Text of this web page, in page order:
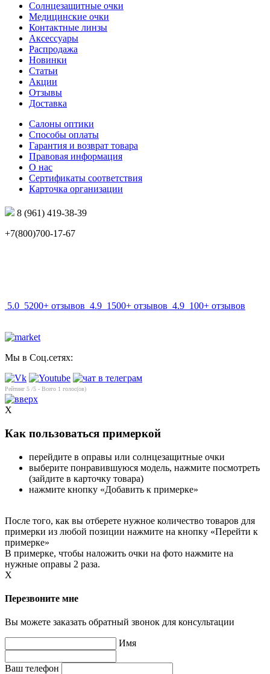
Солнцезащитные очки
Медицинские очки
Контактные линзы
Аксессуары
Распродажа
Новинки
Статьи
Акции
Отзывы
Доставка
Салоны оптики
Способы оплаты
Гарантия и возврат товара
Правовая информация
О нас
Сертификаты соответствия
Карточка организации
8 (961) 419-38-39
+7(800)700-17-67
5.0 5200+ отзывов 4.9 1500+ отзывов 4.9 100+ отзывов
Мы в Соц.сетях:
Рейтинг 5 /5 - Всего 1 голос(ов)
X
Как пользоваться примеркой
перейдите в оправы или солнцезащитные очки
выберите понравившуюся модель, нажмите посмотреть
(зайдите в карточку товара)
нажмите кнопку «Добавить к примерке»
После того, как вы отберете нужное количество товаров для
примерки из любой позиции нажмите на кнопку «Перейти к
примерке»
В примерке, чтобы наложить очки на фото нажмите на
нужные оправы 2 раза.
X
Перезвоните мне
Вы можете заказать обратный звонок для консультации
Имя
Ваш телефон